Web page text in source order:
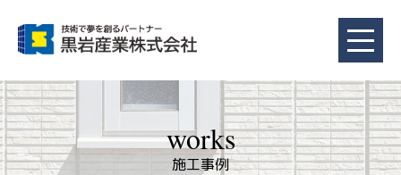
works
施工事例